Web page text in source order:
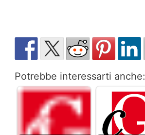
Potrebbe interessarti anche: